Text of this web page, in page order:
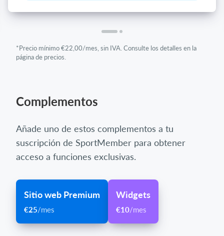
*Precio mínimo €22,00/mes, sin IVA. Consulte los detalles en la
página de precios.
Complementos
Añade uno de estos complementos a tu
suscripción de SportMember para obtener
acceso a funciones exclusivas.
Sitio web Premium
€25/mes
Widgets
€10/mes